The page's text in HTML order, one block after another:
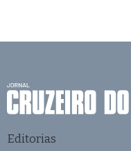
Editorias